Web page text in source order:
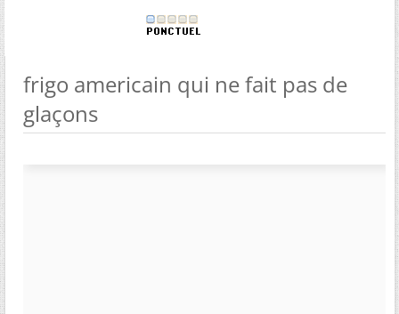
frigo americain qui ne fait pas de
glaçons